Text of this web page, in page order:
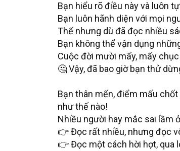
Bạn hiểu rõ điều này và luôn
Bạn luôn hãnh diện với mọi
Thế nhưng dù đã đọc nhiều
Bạn không thể vận dụng
Cuộc đời mười mấy, mấy
🤔 Vậy, đã bao giờ bạn thử
Bạn thân mến, điểm mấu
như thế nào!
Nhiều người hay mắc sai lầm
👉 Đọc rất nhiều, nhưng đọc
👉 Đọc một cách hời hợt, qua